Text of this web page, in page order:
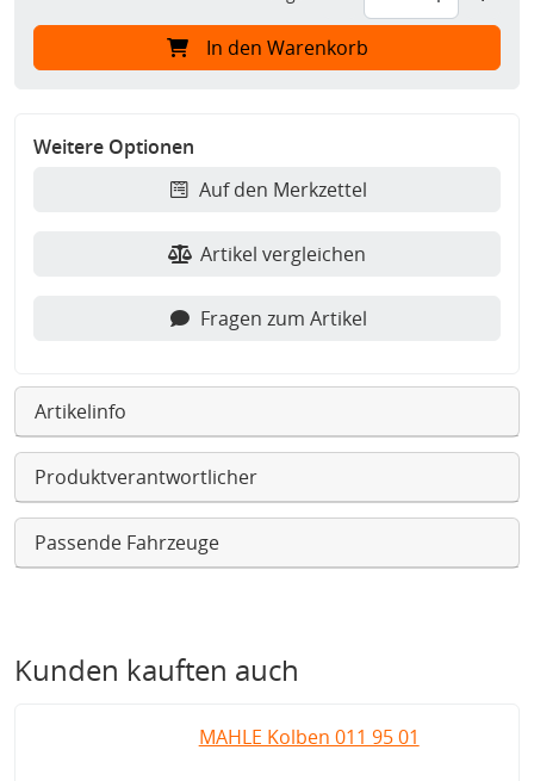
In den Warenkorb
Weitere Optionen
Auf den Merkzettel
Artikel vergleichen
Fragen zum Artikel
Artikelinfo
Produktverantwortlicher
Passende Fahrzeuge
Kunden kauften auch
MAHLE Kolben 011 95 01